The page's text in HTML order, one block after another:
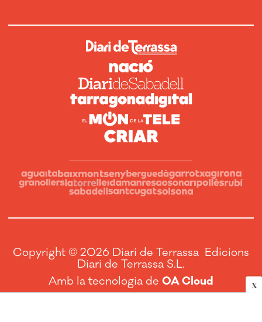
X
Copyright © 2026 Diari de Terrassa Edicions
Diari de Terrassa S.L.
Amb la tecnologia de OA Cloud